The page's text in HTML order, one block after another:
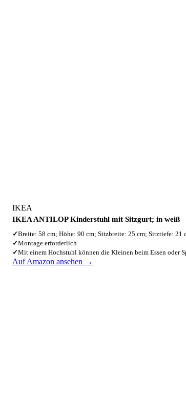
IKEA
IKEA ANTILOP Kinderstuhl mit Sitzgurt; in weiß
✓Breite: 58 cm; Höhe: 90 cm; Sitzbreite: 25 cm; Sitztiefe: 21
✓Montage erforderlich
✓Mit einem Hochstuhl können die Kleinen beim Essen oder
Auf Amazon ansehen →